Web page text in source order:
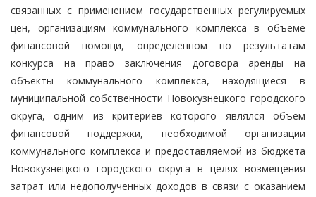
связанных с применением государственных регулируемых
цен, организациям коммунального комплекса в объеме
финансовой помощи, определенном по результатам
конкурса на право заключения договора аренды на
объекты коммунального комплекса, находящиеся в
муниципальной собственности Новокузнецкого городского
округа, одним из критериев которого являлся объем
финансовой поддержки, необходимой организации
коммунального комплекса и предоставляемой из бюджета
Новокузнецкого городского округа в целях возмещения
затрат или недополученных доходов в связи с оказанием